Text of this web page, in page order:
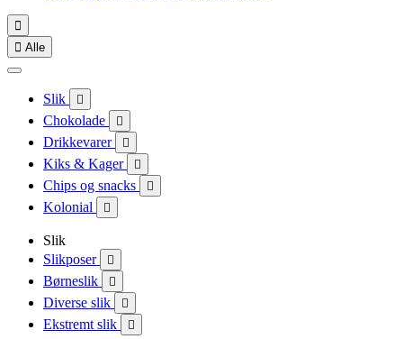

 Alle
Slik 
Chokolade 
Drikkevarer 
Kiks & Kager 
Chips og snacks 
Kolonial 
Slik
Slikposer

Børneslik 
Diverse slik 
Ekstremt slik 